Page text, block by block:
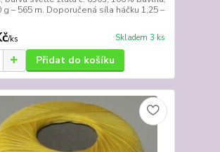
g – 565 m. Doporučená síla háčku 1,25 –
/ks Skladem 3 ks
Přidat do košíku